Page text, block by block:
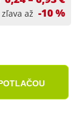
až -10 %